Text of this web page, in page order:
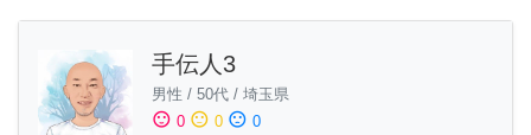
手伝人3
男性 / 50代 / 埼玉県
sentiment_satisfied 0 sentiment_neutral 0 sentiment_dissatisfied 0